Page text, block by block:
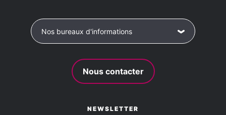
Nos bureaux d'informations
Nous contacter
NEWSLETTER